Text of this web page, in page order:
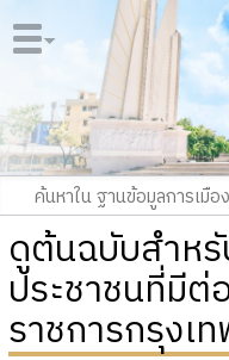
ดูต้นฉบับสำห
ประชาชนที่มีต่
ราชการกรุงเ